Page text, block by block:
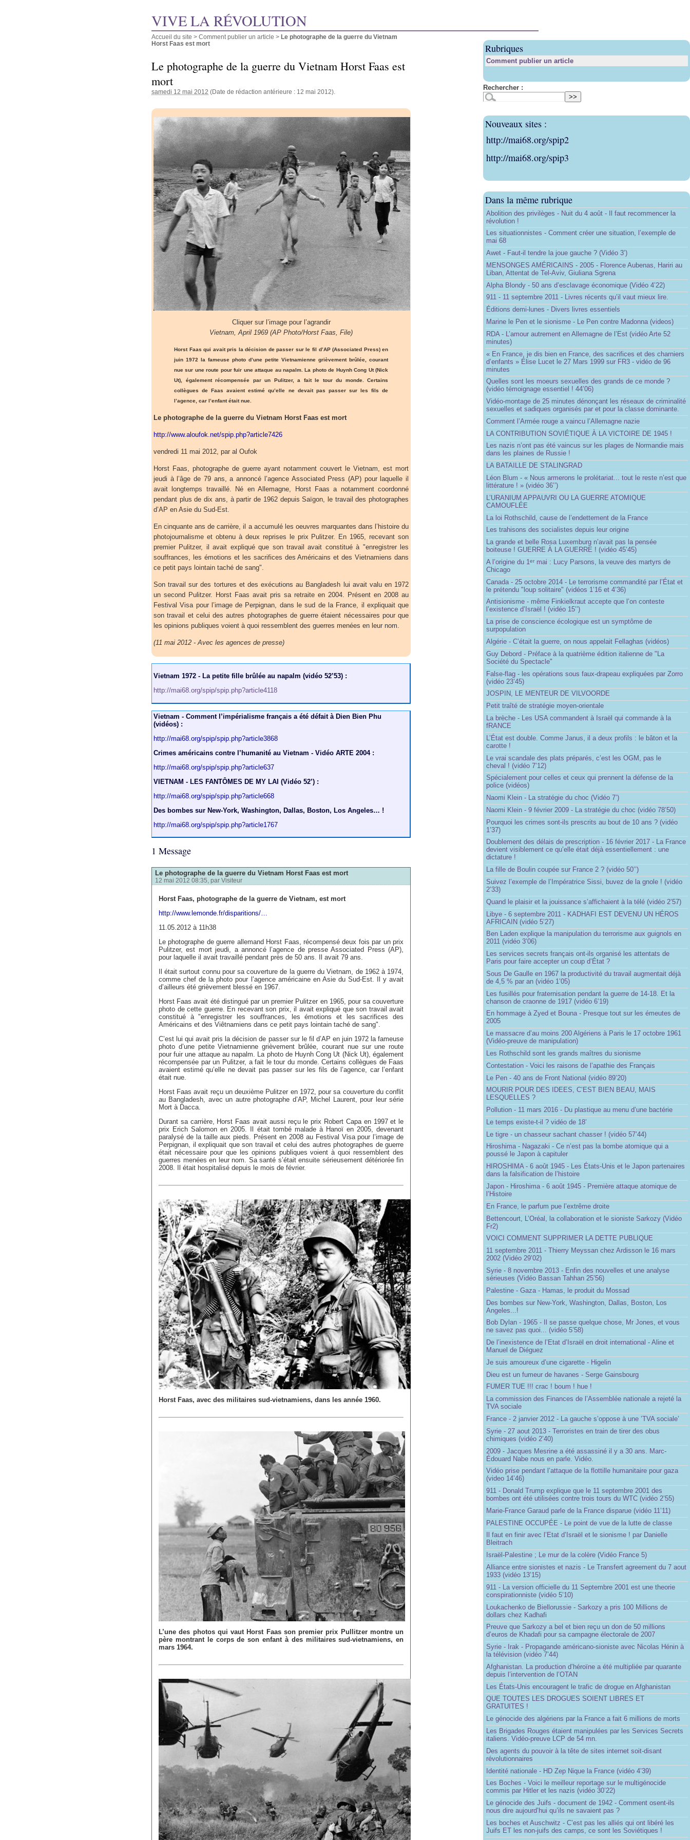
VIVE LA RÉVOLUTION
Accueil du site > Comment publier un article > Le photographe de la guerre du Vietnam
Horst Faas est mort
Le photographe de la guerre du Vietnam Horst Faas est
mort
samedi 12 mai 2012 (Date de rédaction antérieure : 12 mai 2012).
Cliquer sur l’image pour l’agrandir
Vietnam, April 1969 (AP Photo/Horst Faas, File)
Horst Faas qui avait pris la décision de passer sur le fil d’AP (Associated Press) en
juin 1972 la fameuse photo d’une petite Vietnamienne grièvement brûlée, courant
nue sur une route pour fuir une attaque au napalm. La photo de Huynh Cong Ut (Nick
Ut), également récompensée par un Pulitzer, a fait le tour du monde. Certains
collègues de Faas avaient estimé qu’elle ne devait pas passer sur les fils de
l’agence, car l’enfant était nue.
Le photographe de la guerre du Vietnam Horst Faas est mort
http://www.aloufok.net/spip.php?article7426
vendredi 11 mai 2012, par al Oufok
Horst Faas, photographe de guerre ayant notamment couvert le Vietnam, est mort
jeudi à l’âge de 79 ans, a annoncé l’agence Associated Press (AP) pour laquelle il
avait longtemps travaillé. Né en Allemagne, Horst Faas a notamment coordonné
pendant plus de dix ans, à partir de 1962 depuis Saïgon, le travail des photographes
d’AP en Asie du Sud-Est.
En cinquante ans de carrière, il a accumulé les oeuvres marquantes dans l’histoire du
photojournalisme et obtenu à deux reprises le prix Pulitzer. En 1965, recevant son
premier Pulitzer, il avait expliqué que son travail avait constitué à "enregistrer les
souffrances, les émotions et les sacrifices des Américains et des Vietnamiens dans
ce petit pays lointain taché de sang".
Son travail sur des tortures et des exécutions au Bangladesh lui avait valu en 1972
un second Pulitzer. Horst Faas avait pris sa retraite en 2004. Présent en 2008 au
Festival Visa pour l’image de Perpignan, dans le sud de la France, il expliquait que
son travail et celui des autres photographes de guerre étaient nécessaires pour que
les opinions publiques voient à quoi ressemblent des guerres menées en leur nom.
(11 mai 2012 - Avec les agences de presse)
Vietnam 1972 - La petite fille brûlée au napalm (vidéo 52’53) :
http://mai68.org/spip/spip.php?article4118
Vietnam - Comment l’impérialisme français a été défait à Dien Bien Phu
(vidéos) :
http://mai68.org/spip/spip.php?article3868
Crimes américains contre l’humanité au Vietnam - Vidéo ARTE 2004 :
http://mai68.org/spip/spip.php?article637
VIETNAM - LES FANTÔMES DE MY LAI (Vidéo 52’) :
http://mai68.org/spip/spip.php?article668
Des bombes sur New-York, Washington, Dallas, Boston, Los Angeles… !
http://mai68.org/spip/spip.php?article1767
1 Message
Le photographe de la guerre du Vietnam Horst Faas est mort
12 mai 2012 08:35, par Visiteur
Horst Faas, photographe de la guerre de Vietnam, est mort
http://www.lemonde.fr/disparitions/…
11.05.2012 à 11h38
Le photographe de guerre allemand Horst Faas, récompensé deux fois par un prix
Pulitzer, est mort jeudi, a annoncé l’agence de presse Associated Press (AP),
pour laquelle il avait travaillé pendant près de 50 ans. Il avait 79 ans.
Il était surtout connu pour sa couverture de la guerre du Vietnam, de 1962 à 1974,
comme chef de la photo pour l’agence américaine en Asie du Sud-Est. Il y avait
d’ailleurs été grièvement blessé en 1967.
Horst Faas avait été distingué par un premier Pulitzer en 1965, pour sa couverture
photo de cette guerre. En recevant son prix, il avait expliqué que son travail avait
constitué à "enregistrer les souffrances, les émotions et les sacrifices des
Américains et des Viêtnamiens dans ce petit pays lointain taché de sang".
C’est lui qui avait pris la décision de passer sur le fil d’AP en juin 1972 la fameuse
photo d’une petite Vietnamienne grièvement brûlée, courant nue sur une route
pour fuir une attaque au napalm. La photo de Huynh Cong Ut (Nick Ut), également
récompensée par un Pulitzer, a fait le tour du monde. Certains collègues de Faas
avaient estimé qu’elle ne devait pas passer sur les fils de l’agence, car l’enfant
était nue.
Horst Faas avait reçu un deuxième Pulitzer en 1972, pour sa couverture du conflit
au Bangladesh, avec un autre photographe d’AP, Michel Laurent, pour leur série
Mort à Dacca.
Durant sa carrière, Horst Faas avait aussi reçu le prix Robert Capa en 1997 et le
prix Erich Salomon en 2005. Il était tombé malade à Hanoï en 2005, devenant
paralysé de la taille aux pieds. Présent en 2008 au Festival Visa pour l’image de
Perpignan, il expliquait que son travail et celui des autres photographes de guerre
était nécessaire pour que les opinions publiques voient à quoi ressemblent des
guerres menées en leur nom. Sa santé s’était ensuite sérieusement détériorée fin
2008. Il était hospitalisé depuis le mois de février.
Horst Faas, avec des militaires sud-vietnamiens, dans les année 1960.
L’une des photos qui vaut Horst Faas son premier prix Pullitzer montre un
père montrant le corps de son enfant à des militaires sud-vietnamiens, en
mars 1964.
Rubriques
Comment publier un article
Rechercher :
Nouveaux sites :
http://mai68.org/spip2
http://mai68.org/spip3
Dans la même rubrique
Abolition des privilèges - Nuit du 4 août - Il faut recommencer la
révolution !
Les situationnistes - Comment créer une situation, l’exemple de
mai 68
Awet - Faut-il tendre la joue gauche ? (Vidéo 3’)
MENSONGES AMÉRICAINS - 2005 - Florence Aubenas, Hariri au
Liban, Attentat de Tel-Aviv, Giuliana Sgrena
Alpha Blondy - 50 ans d’esclavage économique (Vidéo 4’22)
911 - 11 septembre 2011 - Livres récents qu’il vaut mieux lire.
Éditions demi-lunes - Divers livres essentiels
Marine le Pen et le sionisme - Le Pen contre Madonna (videos)
RDA - L’amour autrement en Allemagne de l’Est (vidéo Arte 52
minutes)
« En France, je dis bien en France, des sacrifices et des charniers
d’enfants » Élise Lucet le 27 Mars 1999 sur FR3 - vidéo de 96
minutes
Quelles sont les moeurs sexuelles des grands de ce monde ?
(vidéo témoignage essentiel ! 44’06)
Vidéo-montage de 25 minutes dénonçant les réseaux de criminalité
sexuelles et sadiques organisés par et pour la classe dominante.
Comment l’Armée rouge a vaincu l’Allemagne nazie
LA CONTRIBUTION SOVIÉTIQUE À LA VICTOIRE DE 1945 !
Les nazis n’ont pas été vaincus sur les plages de Normandie mais
dans les plaines de Russie !
LA BATAILLE DE STALINGRAD
Léon Blum - « Nous armerons le prolétariat... tout le reste n’est que
littérature ! » (vidéo 36’’)
L’URANIUM APPAUVRI OU LA GUERRE ATOMIQUE
CAMOUFLÉE
La loi Rothschild, cause de l’endettement de la France
Les trahisons des socialistes depuis leur origine
La grande et belle Rosa Luxemburg n’avait pas la pensée
boiteuse ! GUERRE À LA GUERRE ! (vidéo 45’45)
A l’origine du 1er mai : Lucy Parsons, la veuve des martyrs de
Chicago
Canada - 25 octobre 2014 - Le terrorisme commandité par l’État et
le prétendu "loup solitaire" (vidéos 1’16 et 4’36)
Antisionisme - même Finkielkraut accepte que l’on conteste
l’existence d’Israël ! (vidéo 15’’)
La prise de conscience écologique est un symptôme de
surpopulation
Algérie - C’était la guerre, on nous appelait Fellaghas (vidéos)
Guy Debord - Préface à la quatrième édition italienne de "La
Société du Spectacle"
False-flag - les opérations sous faux-drapeau expliquées par Zorro
(vidéo 23’45)
JOSPIN, LE MENTEUR DE VILVOORDE
Petit traîté de stratégie moyen-orientale
La brèche - Les USA commandent à Israël qui commande à la
fRANCE
L’État est double. Comme Janus, il a deux profils : le bâton et la
carotte !
Le vrai scandale des plats préparés, c’est les OGM, pas le
cheval ! (vidéo 7’12)
Spécialement pour celles et ceux qui prennent la défense de la
police (vidéos)
Naomi Klein - La stratégie du choc (Vidéo 7’)
Naomi Klein - 9 février 2009 - La stratégie du choc (vidéo 78’50)
Pourquoi les crimes sont-ils prescrits au bout de 10 ans ? (vidéo
1’37)
Doublement des délais de prescription - 16 février 2017 - La France
devient visiblement ce qu’elle était déjà essentiellement : une
dictature !
La fille de Boulin coupée sur France 2 ? (vidéo 50’’)
Suivez l’exemple de l’Impératrice Sissi, buvez de la gnole ! (vidéo
2’33)
Quand le plaisir et la jouissance s’affichaient à la télé (vidéo 2’57)
Libye - 6 septembre 2011 - KADHAFI EST DEVENU UN HÉROS
AFRICAIN (vidéo 5’27)
Ben Laden explique la manipulation du terrorisme aux guignols en
2011 (vidéo 3’06)
Les services secrets français ont-ils organisé les attentats de
Paris pour faire accepter un coup d’État ?
Sous De Gaulle en 1967 la productivité du travail augmentait déjà
de 4,5 % par an (vidéo 1’05)
Les fusillés pour fraternisation pendant la guerre de 14-18. Et la
chanson de craonne de 1917 (vidéo 6’19)
En hommage à Zyed et Bouna - Presque tout sur les émeutes de
2005
Le massacre d’au moins 200 Algériens à Paris le 17 octobre 1961
(Vidéo-preuve de manipulation)
Les Rothschild sont les grands maîtres du sionisme
Contestation - Voici les raisons de l’apathie des Français
Le Pen - 40 ans de Front National (vidéo 89’20)
MOURIR POUR DES IDEES, C’EST BIEN BEAU, MAIS
LESQUELLES ?
Pollution - 11 mars 2016 - Du plastique au menu d’une bactérie
Le temps existe-t-il ? vidéo de 18’
Le tigre - un chasseur sachant chasser ! (vidéo 57’44)
Hiroshima - Nagazaki - Ce n’est pas la bombe atomique qui a
poussé le Japon à capituler
HIROSHIMA - 6 août 1945 - Les États-Unis et le Japon partenaires
dans la falsification de l’histoire
Japon - Hiroshima - 6 août 1945 - Première attaque atomique de
l’Histoire
En France, le parfum pue l’extrême droite
Bettencourt, L’Oréal, la collaboration et le sioniste Sarkozy (Vidéo
Fr2)
VOICI COMMENT SUPPRIMER LA DETTE PUBLIQUE
11 septembre 2011 - Thierry Meyssan chez Ardisson le 16 mars
2002 (Vidéo 29’02)
Syrie - 8 novembre 2013 - Enfin des nouvelles et une analyse
sérieuses (Vidéo Bassan Tahhan 25’56)
Palestine - Gaza - Hamas, le produit du Mossad
Des bombes sur New-York, Washington, Dallas, Boston, Los
Angeles...!
Bob Dylan - 1965 - Il se passe quelque chose, Mr Jones, et vous
ne savez pas quoi... (vidéo 5’58)
De l’inexistence de l’Etat d’Israël en droit international - Aline et
Manuel de Diéguez
Je suis amoureux d’une cigarette - Higelin
Dieu est un fumeur de havanes - Serge Gainsbourg
FUMER TUE !!! crac ! boum ! hue !
La commission des Finances de l’Assemblée nationale a rejeté la
TVA sociale
France - 2 janvier 2012 - La gauche s’oppose à une ’TVA sociale’
Syrie - 27 aout 2013 - Terroristes en train de tirer des obus
chimiques (vidéo 2’40)
2009 - Jacques Mesrine a été assassiné il y a 30 ans. Marc-
Édouard Nabe nous en parle. Vidéo.
Vidéo prise pendant l’attaque de la flottille humanitaire pour gaza
(video 14’46)
911 - Donald Trump explique que le 11 septembre 2001 des
bombes ont été utilisées contre trois tours du WTC (vidéo 2’55)
Marie-France Garaud parle de la France disparue (vidéo 11’11)
PALESTINE OCCUPÉE - Le point de vue de la lutte de classe
Il faut en finir avec l’Etat d’Israël et le sionisme ! par Danielle
Bleitrach
Israël-Palestine ; Le mur de la colère (Vidéo France 5)
Alliance entre sionistes et nazis - Le Transfert agreement du 7 aout
1933 (vidéo 13’15)
911 - La version officielle du 11 Septembre 2001 est une theorie
conspirationniste (vidéo 5’10)
Loukachenko de Biellorussie - Sarkozy a pris 100 Millions de
dollars chez Kadhafi
Preuve que Sarkozy a bel et bien reçu un don de 50 millions
d’euros de Khadafi pour sa campagne électorale de 2007
Syrie - Irak - Propagande américano-sioniste avec Nicolas Hénin à
la télévision (vidéo 7’44)
Afghanistan. La production d’héroïne a été multipliée par quarante
depuis l’intervention de l’OTAN
Les États-Unis encouragent le trafic de drogue en Afghanistan
QUE TOUTES LES DROGUES SOIENT LIBRES ET
GRATUITES !
Le génocide des algériens par la France a fait 6 millions de morts
Les Brigades Rouges étaient manipulées par les Services Secrets
italiens. Vidéo-preuve LCP de 54 mn.
Des agents du pouvoir à la tête de sites internet soit-disant
révolutionnaires
Identité nationale - HD Zep Nique la France (vidéo 4’39)
Les Boches - Voici le meilleur reportage sur le multigénocide
commis par Hitler et les nazis (vidéo 30’22)
Le génocide des Juifs - document de 1942 - Comment osent-ils
nous dire aujourd’hui qu’ils ne savaient pas ?
Les boches et Auschwitz - C’est pas les alliés qui ont libéré les
Juifs ET les non-juifs des camps, ce sont les Soviétiques !